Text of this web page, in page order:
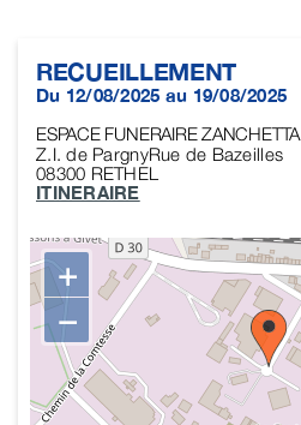
RECUEILLEMENT
Du 12/08/2025 au 19/08/2025
ESPACE FUNERAIRE ZANCHETTA
Z.I. de PargnyRue de Bazeilles
08300 RETHEL
ITINERAIRE
+
−